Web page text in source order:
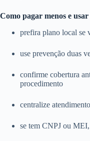
Como pagar menos e
prefira plano local se
use prevenção duas
confirme cobertura
procedimento
centralize
se tem CNPJ ou